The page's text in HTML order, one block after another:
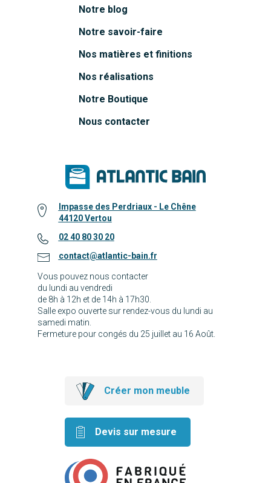
Notre blog
Notre savoir-faire
Nos matières et finitions
Nos réalisations
Notre Boutique
Nous contacter
Impasse des Perdriaux - Le Chêne
44120 Vertou
02 40 80 30 20
contact@atlantic-bain.fr
Vous pouvez nous contacter
du lundi au vendredi
de 8h à 12h et de 14h à 17h30.
Salle expo ouverte sur rendez-vous du lundi au
samedi matin.
Fermeture pour congés du 25 juillet au 16 Août.
Créer mon meuble
Devis sur mesure